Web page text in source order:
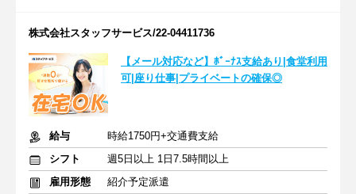
株式会社スタッフサービス/22-04411736
【メール対応など】ﾎﾞｰﾅｽ支給あり|食堂利用
可|座り仕事|プライベートの確保◎
給与
時給1750円+交通費支給
シフト
週5日以上 1日7.5時間以上
雇用形態
紹介予定派遣